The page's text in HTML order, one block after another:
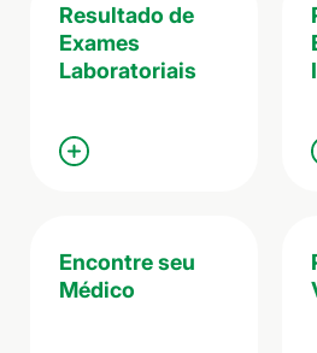
Resultado de
Exames
Laboratoriais
Encontre seu
Médico